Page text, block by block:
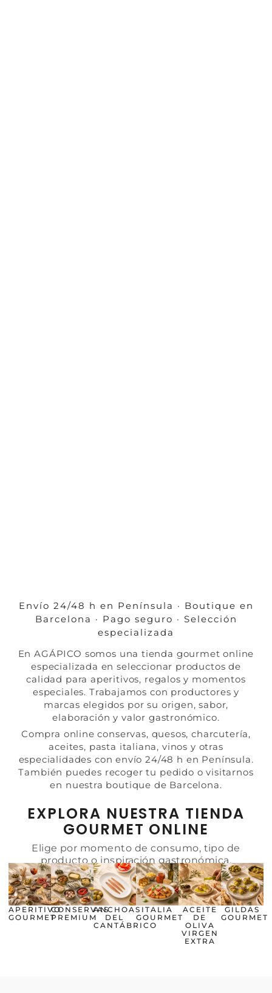
Envío 24/48 h en Península · Boutique en
Barcelona · Pago seguro · Selección
especializada
En AGÁPICO somos una tienda gourmet online
especializada en seleccionar productos de
calidad para aperitivos, regalos y momentos
especiales. Trabajamos con productores y
marcas elegidos por su origen, sabor,
elaboración y valor gastronómico.
Compra online conservas, quesos, charcutería,
aceites, pasta italiana, vinos y otras
especialidades con envío 24/48 h en Península.
También puedes recoger tu pedido o visitarnos
en nuestra boutique de Barcelona.
EXPLORA NUESTRA TIENDA
GOURMET ONLINE
Elige por momento de consumo, tipo de
producto o inspiración gastronómica.
APERITIVO
GOURMET
CONSERVAS
PREMIUM
ANCHOAS
DEL
CANTÁBRICO
ITALIA
GOURMET
ACEITE
DE
OLIVA
VIRGEN
EXTRA
GILDAS
GOURMET